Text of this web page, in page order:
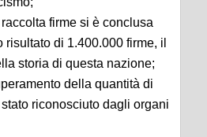
firme si è conclusa
di 1.400.000 firme, il
storia di questa nazione;
della quantità di
riconosciuto dagli organi